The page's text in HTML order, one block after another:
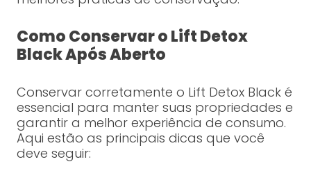
Como Conservar o Lift Detox
Black Após Aberto
Conservar corretamente o Lift Detox Black é
essencial para manter suas propriedades e
garantir a melhor experiência de consumo.
Aqui estão as principais dicas que você
deve seguir: